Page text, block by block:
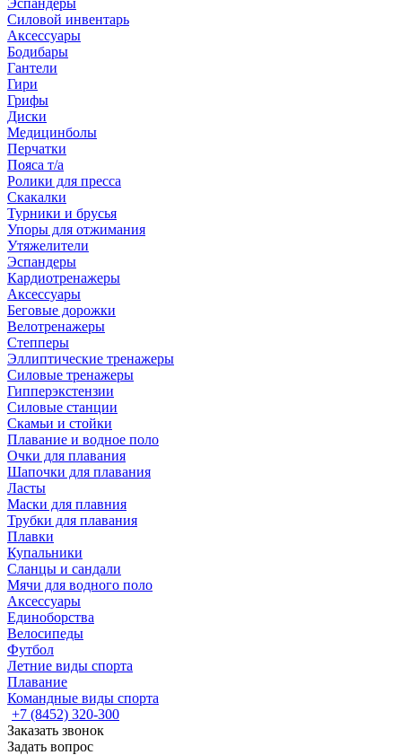
Эспандеры
Силовой инвентарь
Аксессуары
Бодибары
Гантели
Гири
Грифы
Диски
Медицинболы
Перчатки
Пояса т/а
Ролики для пресса
Скакалки
Турники и брусья
Упоры для отжимания
Утяжелители
Эспандеры
Кардиотренажеры
Аксессуары
Беговые дорожки
Велотренажеры
Степперы
Эллиптические тренажеры
Силовые тренажеры
Гипперэкстензии
Силовые станции
Скамьи и стойки
Плавание и водное поло
Очки для плавания
Шапочки для плавания
Ласты
Маски для плавния
Трубки для плавания
Плавки
Купальники
Сланцы и сандали
Мячи для водного поло
Аксессуары
Единоборства
Велосипеды
Футбол
Летние виды спорта
Плавание
Командные виды спорта
+7 (8452) 320-300
Заказать звонок
Задать вопрос